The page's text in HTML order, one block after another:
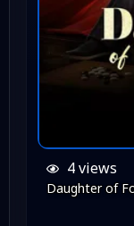
4 views
Daughter of